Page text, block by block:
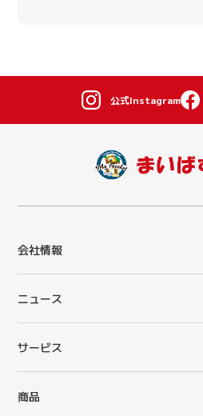
公式Instagram
会社情報
ニュース
サービス
商品